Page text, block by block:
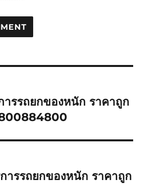
ารรถยกของหนัก ราคาถูก
ารรถยกของหนัก ราคาถูก